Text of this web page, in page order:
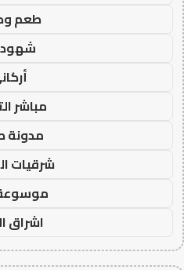
طعم
مباشر
مدونة
شرقيات
موسوعة
اشراق